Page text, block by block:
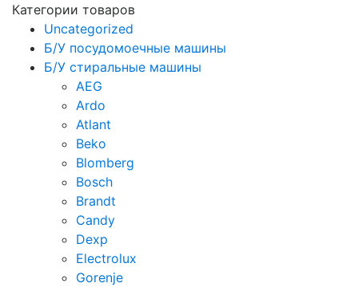
Категории товаров
Uncategorized
Б/У посудомоечные машины
Б/У стиральные машины
AEG
Ardo
Atlant
Beko
Blomberg
Bosch
Brandt
Candy
Dexp
Electrolux
Gorenje